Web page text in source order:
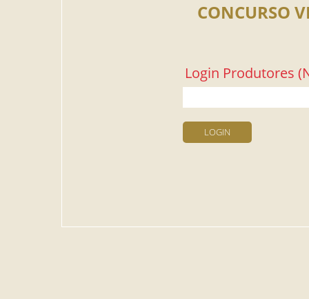
CONCURSO
Login Produtores
LOGIN